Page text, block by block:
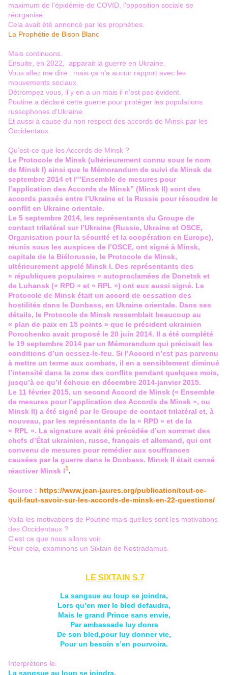
maximum de l'épidémie de COVID, l'opposition sociale se
réorganise.
Cela avait été annoncé par les prophéties.
La Prophétie de Bison Blanc
Mais continuons.
Ensuite, en 2022, apparait la guerre en Ukraine.
Vous allez me dire : mais ça n'a aucun rapport avec les
mouvements sociaux.
Détrompez vous, il y en a un mais il n'est pas évident.
Poutine a déclaré cette guerre pour protéger les populations
russophones d'Ukraine.
Et aussi à cause du non respect des accords de Minsk par les
Occidentaux.
Qu’est-ce que les Accords de Minsk ?
Le Protocole de Minsk (ultérieurement connu sous le nom
de Minsk I) ainsi que le Mémorandum de suivi de Minsk de
septembre 2014 et l’”Ensemble de mesures pour
l’application des Accords de Minsk” (Minsk II) sont des
accords passés entre l’Ukraine et la Russie pour résoudre le
conflit en Ukraine orientale.
Le 5 septembre 2014, les représentants du Groupe de
contact trilatéral sur l’Ukraine (Russie, Ukraine et OSCE,
Organisation pour la sécurité et la coopération en Europe),
réunis sous les auspices de l’OSCE, ont signé à Minsk,
capitale de la Biélorussie, le Protocole de Minsk,
ultérieurement appelé Minsk I. Des représentants des
« républiques populaires » autoproclamées de Donetsk et
de Luhansk (« RPD » et « RPL ») ont eux aussi signé. Le
Protocole de Minsk était un accord de cessation des
hostilités dans le Donbass, en Ukraine orientale. Dans ses
détails, le Protocole de Minsk ressemblait beaucoup au
« plan de paix en 15 points » que le président ukrainien
Porochenko avait proposé le 20 juin 2014. Il a été complété
le 19 septembre 2014 par un Mémorandum qui précisait les
conditions d’un cessez-le-feu. Si l’Accord n’est pas parvenu
à mettre un terme aux combats, il en a sensiblement diminué
l’intensité dans la zone des conflits pendant quelques mois,
jusqu’à ce qu’il échoue en décembre 2014-janvier 2015.
Le 11 février 2015, un second Accord de Minsk (« Ensemble
de mesures pour l’application des Accords de Minsk », ou
Minsk II) a été signé par le Groupe de contact trilatéral et, à
nouveau, par les représentants de la « RPD » et de la
« RPL ». La signature avait été précédée d’un sommet des
chefs d’État ukrainien, russe, français et allemand, qui ont
convenu de mesures pour remédier aux souffrances
causées par la guerre dans le Donbass. Minsk II était censé
réactiver Minsk I1.
Source : https://www.jean-jaures.org/publication/tout-ce-
quil-faut-savoir-sur-les-accords-de-minsk-en-22-questions/
Voila les motivations de Poutine mais quelles sont les motivations
des Occidentaux ?
C'est ce que nous allons voir.
Pour cela, examinons un Sixtain de Nostradamus.
LE SIXTAIN S.7
La sangsue au loup se joindra,
Lors qu’en mer le bled defaudra,
Mais le grand Prince sans envie,
Par ambassade luy donra
De son bled,pour luy donner vie,
Pour un besoin s’en pourvoira.
Interprétons le.
La sangsue au loup se joindra,